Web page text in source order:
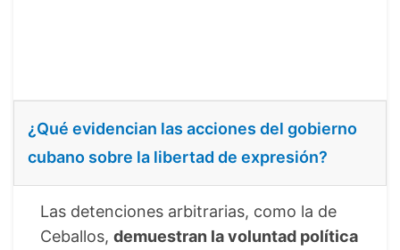
¿Qué evidencian las acciones del gobierno
cubano sobre la libertad de expresión?
Las detenciones arbitrarias, como la de
Ceballos, demuestran la voluntad política